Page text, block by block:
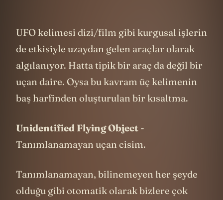
UFO kelimesi dizi/film gibi kurgusal işlerin
de etkisiyle uzaydan gelen araçlar olarak
algılanıyor. Hatta tipik bir araç da değil bir
uçan daire. Oysa bu kavram üç kelimenin
baş harfinden oluşturulan bir kısaltma.
Unidentified Flying Object -
Tanımlanamayan uçan cisim.
Tanımlanamayan, bilinemeyen her şeyde
olduğu gibi otomatik olarak bizlere çok